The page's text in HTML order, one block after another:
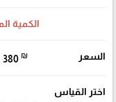
الكمية
السعر 380 ₪
اختر القياس